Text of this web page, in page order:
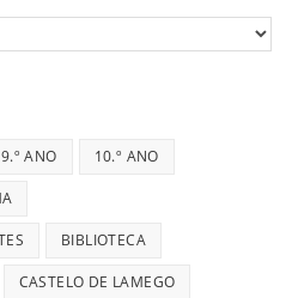
9.º ANO 10.º ANO
BIBLIOTECA
CASTELO DE LAMEGO